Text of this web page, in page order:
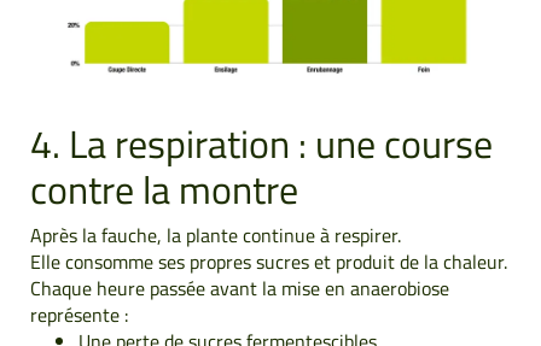
4. La respiration : une course
contre la montre
Après la fauche, la plante continue à respirer.
Elle consomme ses propres sucres et produit de la chaleur.
Chaque heure passée avant la mise en anaerobiose
représente :